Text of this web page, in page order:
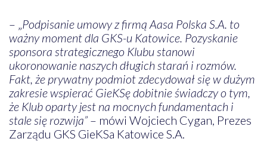
– „Podpisanie umowy z firmą Aasa Polska S.A. to
ważny moment dla GKS-u Katowice. Pozyskanie
sponsora strategicznego Klubu stanowi
ukoronowanie naszych długich starań i rozmów.
Fakt, że prywatny podmiot zdecydował się w dużym
zakresie wspierać GieKSę dobitnie świadczy o tym,
że Klub oparty jest na mocnych fundamentach i
stale się rozwija”– mówi Wojciech Cygan, Prezes
Zarządu GKS GieKSa Katowice S.A.